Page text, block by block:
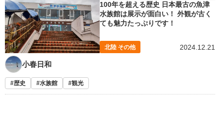
100年を超える歴史 日本最古の魚津
水族館は展示が面白い！ 外観が古く
ても魅力たっぷりです！
北陸 その他 2024.12.21
小春日和
歴史 水族館 観光